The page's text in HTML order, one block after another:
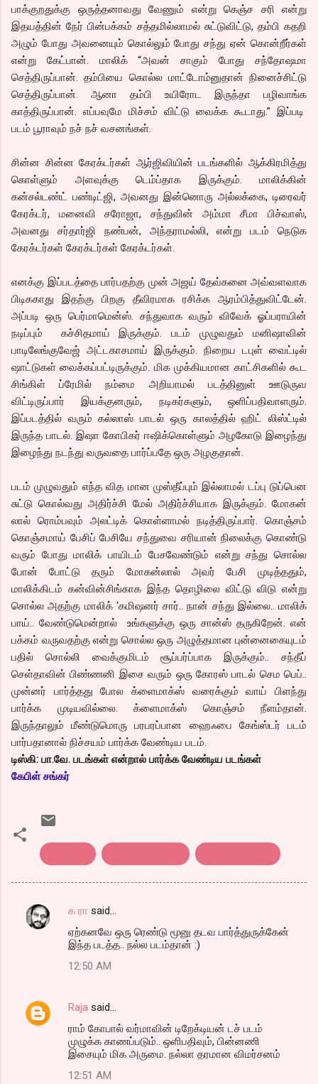
பாக்குறதுக்கு ஒருத்தனாவது வேணும் என்று கெஞ்ச சரி என்று
இதயத்தின் நேர் பின்பக்கம் சத்தமில்லாமல் சுட்டுவிட்டு, தம்பி கதறி
அழும் போது அவனையும் கொல்லும் போது சந்து ஏன் கொன்றீர்கள்
என்று கேட்பான். மாலிக் “அவன் சாகும் போது சந்தோஷமா
செத்திருப்பான். தம்பியை கொல்ல மாட்டோம்னுதான் நினைச்சிட்டு
செத்திருப்பான். ஆனா தம்பி உயிரோட இருந்தா பழிவாங்க
காத்திருப்பான். எப்பவுமே மிச்சம் விட்டு வைக்க கூடாது.” இப்படி
படம் பூராவும் நச் நச் வசனங்கள்.
சின்ன சின்ன கேரக்டர்கள் ஆர்ஜிவியின் படங்களில் ஆக்கிரமித்து
கொள்ளும் அளவுக்கு டெம்ப்தாக இருக்கும். மாலிக்கின்
கன்சல்டண்ட் பண்டிட்ஜி, அவனது இன்னொரு அல்லக்கை, டிரைவர்
கேரக்டர், மனைவி சரோஜா, சந்துவின் அம்மா சீமா பிச்வாஸ்,
அவனது சர்தார்ஜி நண்பன், அந்தராமல்லி, என்று படம் நெடுக
கேரக்டர்கள் கேரக்டர்கள் கேரக்டர்கள்.
எனக்கு இப்படத்தை பார்பதற்கு முன் அஜய் தேவ்கனை அவ்வளவாக
பிடிககாது இதற்கு பிறகு தீவிரமாக ரசிக்க ஆரம்பித்துவிட்டேன்.
அப்படி ஒரு பெர்மாமென்ஸ். சந்துவாக வரும் விவேக் ஓப்பராயின்
நடிப்பும் கச்சிதமாய் இருக்கும். படம் முழுவதும் மனிஷாவின்
பாடிலேங்குவேஜ் அட்டகாசமாய் இருக்கும். நிறைய டபுள் வைட்டில்
ஷாட்டுகள் வைக்கப்பட்டிருக்கும். மிக முக்கியமான காட்சிகளில் கூட
சிங்கிள் ப்ரேமில் நம்மை அறியாமல் படத்தினுள் ஊடுருவ
விட்டிருப்பார் இயக்குனரும், நடிகர்களும், ஒளிப்பதிவாளரும்.
இப்படத்தில் வரும் கல்லாஸ் பாடல் ஒரு காலத்தில் ஹிட் லிஸ்ட்டில்
இருந்த பாடல். இஷா கோபிகர் ஈஷிக்கொள்ளும் அழகோடு இழைந்து
இழைந்து நடந்து வருவதை பார்ப்பதே ஒரு அழகுதான்.
படம் முழுவதும் எந்த வித மான முஸ்தீப்பும் இல்லாமல் டப்பு டுப்பென
சுட்டு கொல்வது அதிர்ச்சி மேல் அதிர்ச்சியாக இருக்கும். மோகன்
லால் ரொம்பவும் அலட்டிக் கொள்ளாமல் நடித்திருப்பார். கொஞ்சம்
கொஞ்சமாய் பேசிப் பேசியே சந்துவை சரியான் நிலைக்கு கொண்டு
வரும் போது மாலிக் பாயிடம் பேசவேண்டும் என்று சந்து சொல்ல
போன் போட்டு தரும் மோகன்லால் அவர் பேசி முடித்ததும்,
மாலிக்கிடம் கன்வின்சிங்காக இந்த தொழிலை விட்டு விடு என்று
சொல்ல அதற்கு மாலிக் ‘கமிஷனர் சார்.. நான் சந்து இல்லை.. மாலிக்
பாய்.. வேண்டுமென்றால் உங்களுக்கு ஒரு சான்ஸ் தருகிறேன். என்
பக்கம் வருவதற்கு என்று சொல்ல ஒரு அழுத்தமான புன்னைகையுடம்
பதில் சொல்லி வைக்குமிடம் சூப்பர்ப்பாக இருக்கும்.. சந்தீப்
செள்தாவின் பிண்ணனி இசை வரும் ஒரு கோரஸ் பாடல் செம பெப்..
முன்னர் பார்த்தது போல க்ளைமாக்ஸ் வரைக்கும் வாய் பிளந்து
பார்க்க முடியவில்லை. க்ளைமாக்ஸ் கொஞ்சம் நீளம்தான்.
இருந்தாலும் மீண்டுமொரு பரபரப்பான ஹைஃபை கேங்ஸ்டர் படம்
பார்பதானால் நிச்சயம் பார்க்க வேண்டிய படம்.
டிஸ்கி: பா.வே. படங்கள் என்றால் பார்க்க வேண்டிய படங்கள்
கேபிள் சங்கர்
C
n
க ரா said…
ஏற்கனவே ஒரு ரெண்டு மூனு தடவ பார்த்துருக்கேன்
இந்த படத்த.. நல்ல படம்தான் :)
12:50 AM
Raja said…
ராம் கோபால் வர்மாவின் டிறேக்டியன் டச் படம்
முழுக்க காணப்படும்.. ஒளிபதிவும், பின்னணி
இசையும் மிக அருமை. நல்லா தரமான விமர்சனம்
12:51 AM